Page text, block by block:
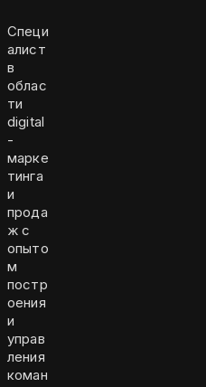
Специ
алист
в
облас
ти
digital
-
марке
тинга
и
прода
ж с
опыто
м
постр
оения
и
управ
ления
коман